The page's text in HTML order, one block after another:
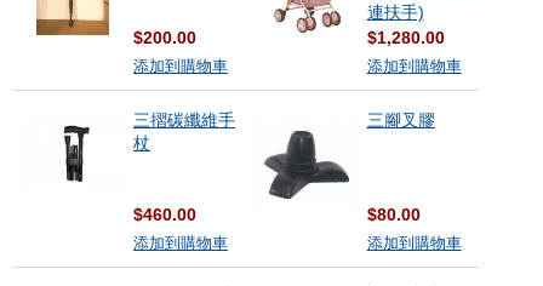
$200.00
添加到購物車
連扶手)
$1,280.00
添加到購物車
三摺碳纖維手
杖
$460.00
添加到購物車
三腳叉膠
$80.00
添加到購物車